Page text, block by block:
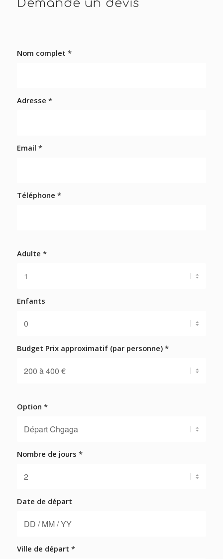
Demande un devis
Nom complet *
Adresse *
Email *
Téléphone *
Adulte *
Enfants
Budget Prix approximatif (par personne) *
Option *
Nombre de jours *
Date de départ
Ville de départ *